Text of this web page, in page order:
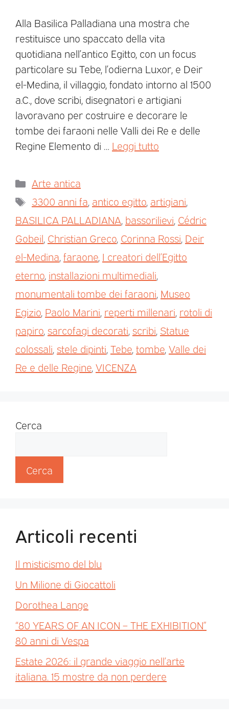
Alla Basilica Palladiana una mostra che
restituisce uno spaccato della vita
quotidiana nell’antico Egitto, con un focus
particolare su Tebe, l’odierna Luxor, e Deir
el-Medina, il villaggio, fondato intorno al 1500
a.C., dove scribi, disegnatori e artigiani
lavoravano per costruire e decorare le
tombe dei faraoni nelle Valli dei Re e delle
Regine Elemento di … Leggi tutto
Arte antica
3300 anni fa, antico egitto, artigiani,
BASILICA PALLADIANA, bassorilievi, Cédric
Gobeil, Christian Greco, Corinna Rossi, Deir
el-Medina,faraone, I creatori dell’Egitto
eterno, installazioni multimediali,
monumentali tombe dei faraoni, Museo
Egizio, Paolo Marini, reperti millenari, rotoli di
papiro,sarcofagi decorati,scribi, Statue
colossali,stele dipinti,Tebe,tombe,Valle dei
Re e delle Regine,VICENZA
Cerca
Cerca
Articoli recenti
Il misticismo del blu
Un Milione di Giocattoli
Dorothea Lange
“80 YEARS OF AN ICON – THE EXHIBITION”
80 anni di Vespa
Estate 2026: il grande viaggio nell’arte
italiana. 15 mostre da non perdere